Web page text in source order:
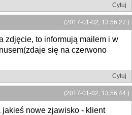
Cytuj
(2017-01-02, 13:56:27 )
zdjęcie, to informują mailem i w
się na czerwono
Cytuj
(2017-01-02, 13:56:44 )
nowe zjawisko - klient